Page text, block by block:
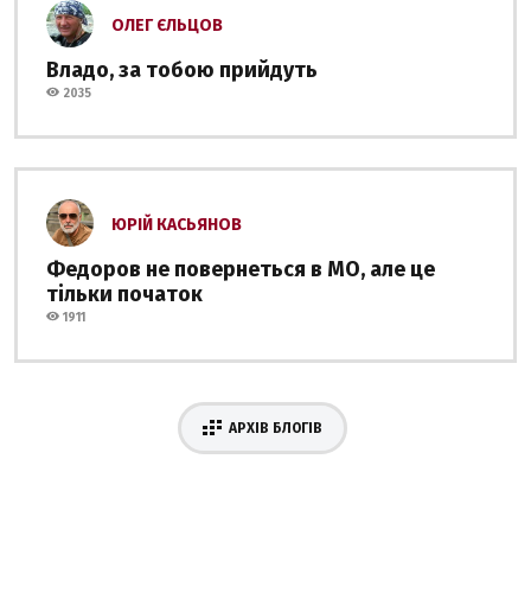
ОЛЕГ ЄЛЬЦОВ
Владо, за тобою прийдуть
2035
ЮРІЙ КАСЬЯНОВ
Федоров не повернеться в МО, але це
тільки початок
1911
АРХІВ БЛОГІВ